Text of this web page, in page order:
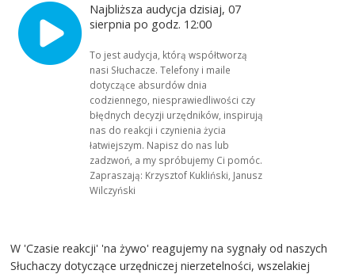
Najbliższa audycja dzisiaj, 07
sierpnia po godz. 12:00
To jest audycja, którą współtworzą
nasi Słuchacze. Telefony i maile
dotyczące absurdów dnia
codziennego, niesprawiedliwości czy
błędnych decyzji urzędników, inspirują
nas do reakcji i czynienia życia
łatwiejszym. Napisz do nas lub
zadzwoń, a my spróbujemy Ci pomóc.
Zapraszają: Krzysztof Kukliński, Janusz
Wilczyński
W 'Czasie reakcji' 'na żywo' reagujemy na sygnały od naszych
Słuchaczy dotyczące urzędniczej nierzetelności, wszelakiej